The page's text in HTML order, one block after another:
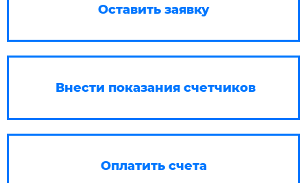
Оставить заявку
Внести показания счетчиков
Оплатить счета